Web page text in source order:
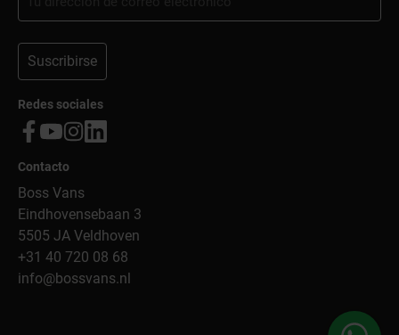
Suscribirse
Redes sociales
Contacto
Boss Vans
Eindhovensebaan 3
5505 JA Veldhoven
+31 40 720 08 68
info@bossvans.nl